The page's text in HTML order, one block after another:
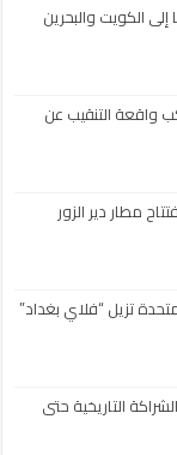
الكويت والبحرين
واقعة التنقيب عن
افتتاح مطار دير الزور
تزيل “فلاي بغداد”
التاريخية حتى